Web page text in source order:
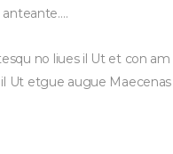
no liues il Ut et con am
Ut etgue augue